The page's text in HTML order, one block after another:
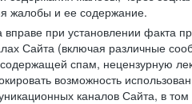
жалобы и ее содержание.
при установлении факта
Сайта (включая различные
спам, нецензурную
возможность
каналов Сайта, в